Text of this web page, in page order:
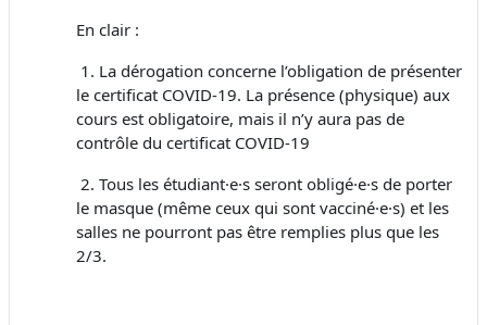
En clair :
1. La dérogation concerne l’obligation de présenter
le certificat COVID-19. La présence (physique) aux
cours est obligatoire, mais il n’y aura pas de
contrôle du certificat COVID-19
2. Tous les étudiant·e·s seront obligé·e·s de porter
le masque (même ceux qui sont vacciné·e·s) et les
salles ne pourront pas être remplies plus que les
2/3.